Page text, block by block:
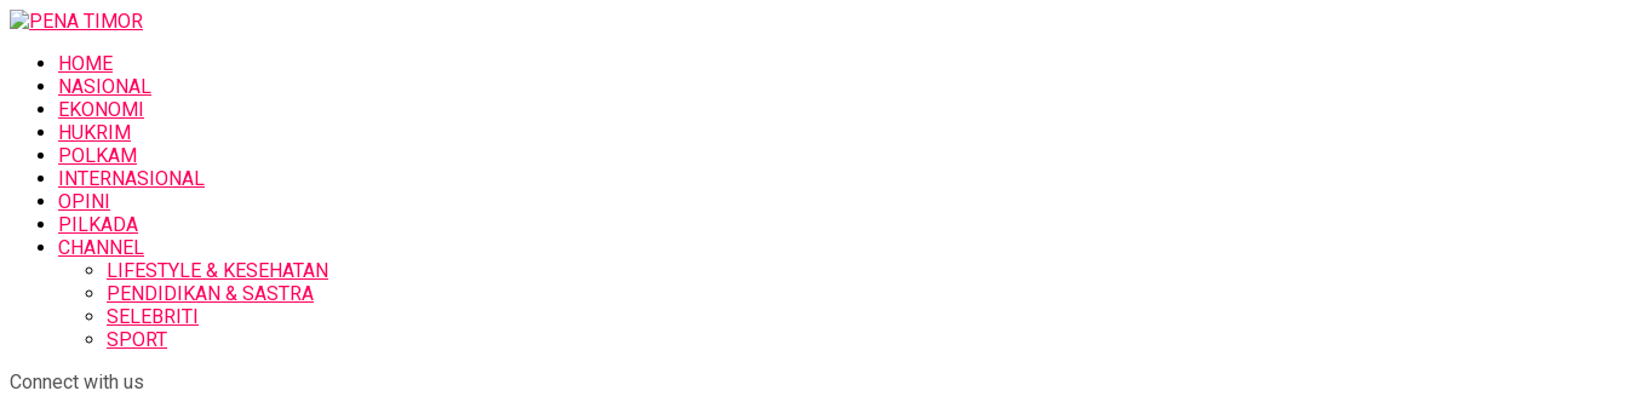
HOME
NASIONAL
EKONOMI
HUKRIM
POLKAM
INTERNASIONAL
OPINI
PILKADA
CHANNEL
LIFESTYLE & KESEHATAN
PENDIDIKAN & SASTRA
SELEBRITI
SPORT
Connect with us